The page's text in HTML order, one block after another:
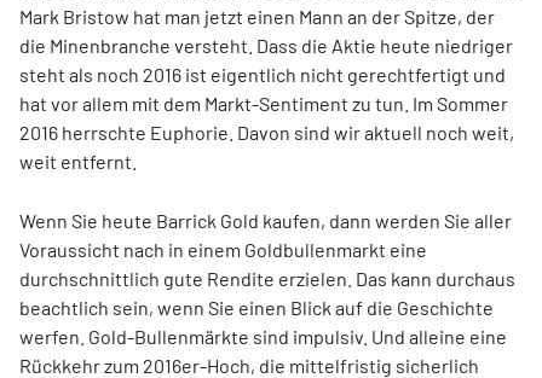
Mark Bristow hat man jetzt einen Mann an der Spitze, der
die Minenbranche versteht. Dass die Aktie heute niedriger
steht als noch 2016 ist eigentlich nicht gerechtfertigt und
hat vor allem mit dem Markt-Sentiment zu tun. Im Sommer
2016 herrschte Euphorie. Davon sind wir aktuell noch weit,
weit entfernt.
Wenn Sie heute Barrick Gold kaufen, dann werden Sie aller
Voraussicht nach in einem Goldbullenmarkt eine
durchschnittlich gute Rendite erzielen. Das kann durchaus
beachtlich sein, wenn Sie einen Blick auf die Geschichte
werfen. Gold-Bullenmärkte sind impulsiv. Und alleine eine
Rückkehr zum 2016er-Hoch, die mittelfristig sicherlich